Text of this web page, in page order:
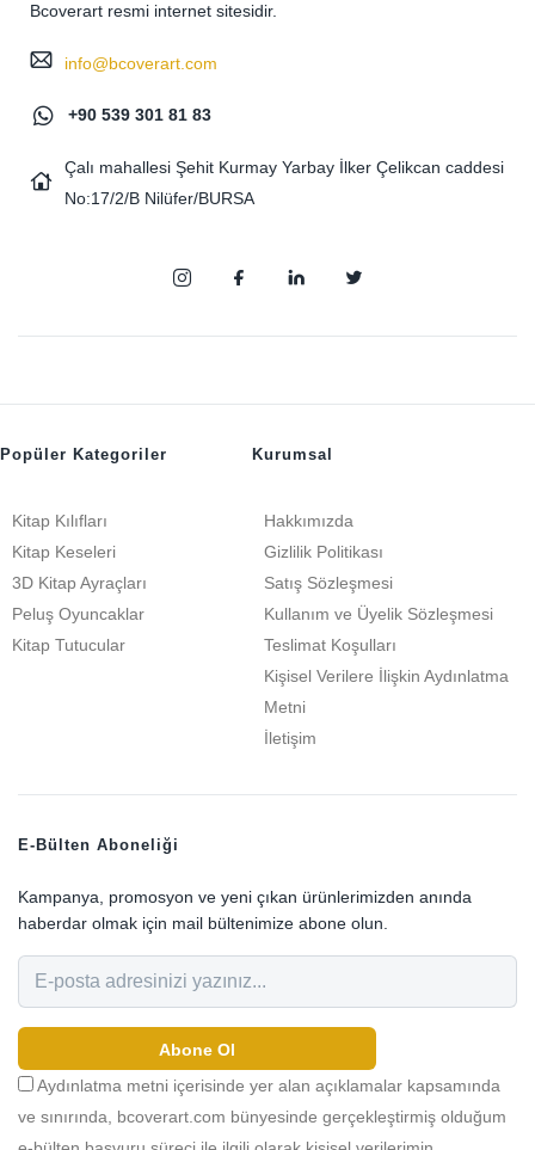
Bcoverart resmi internet sitesidir.
info@bcoverart.com
+90 539 301 81 83
Çalı mahallesi Şehit Kurmay Yarbay İlker Çelikcan caddesi
No:17/2/B Nilüfer/BURSA
Popüler Kategoriler
Kitap Kılıfları
Kitap Keseleri
3D Kitap Ayraçları
Peluş Oyuncaklar
Kitap Tutucular
Kurumsal
Hakkımızda
Gizlilik Politikası
Satış Sözleşmesi
Kullanım ve Üyelik Sözleşmesi
Teslimat Koşulları
Kişisel Verilere İlişkin Aydınlatma
Metni
İletişim
E-Bülten Aboneliği
Kampanya, promosyon ve yeni çıkan ürünlerimizden anında
haberdar olmak için mail bültenimize abone olun.
Abone Ol
Aydınlatma metni içerisinde yer alan açıklamalar kapsamında
ve sınırında, bcoverart.com bünyesinde gerçekleştirmiş olduğum